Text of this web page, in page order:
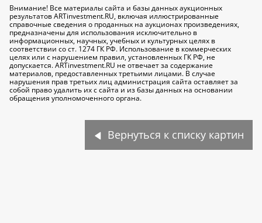
Внимание! Все материалы сайта и базы данных аукционных
результатов ARTinvestment.RU, включая иллюстрированные
справочные сведения о проданных на аукционах произведениях,
предназначены для использования исключительно в
информационных, научных, учебных и культурных целях в
соответствии со ст. 1274 ГК РФ. Использование в коммерческих
целях или с нарушением правил, установленных ГК РФ, не
допускается. ARTinvestment.RU не отвечает за содержание
материалов, предоставленных третьими лицами. В случае
нарушения прав третьих лиц администрация сайта оставляет за
собой право удалить их с сайта и из базы данных на основании
обращения уполномоченного органа.
Вернуться к списку картин